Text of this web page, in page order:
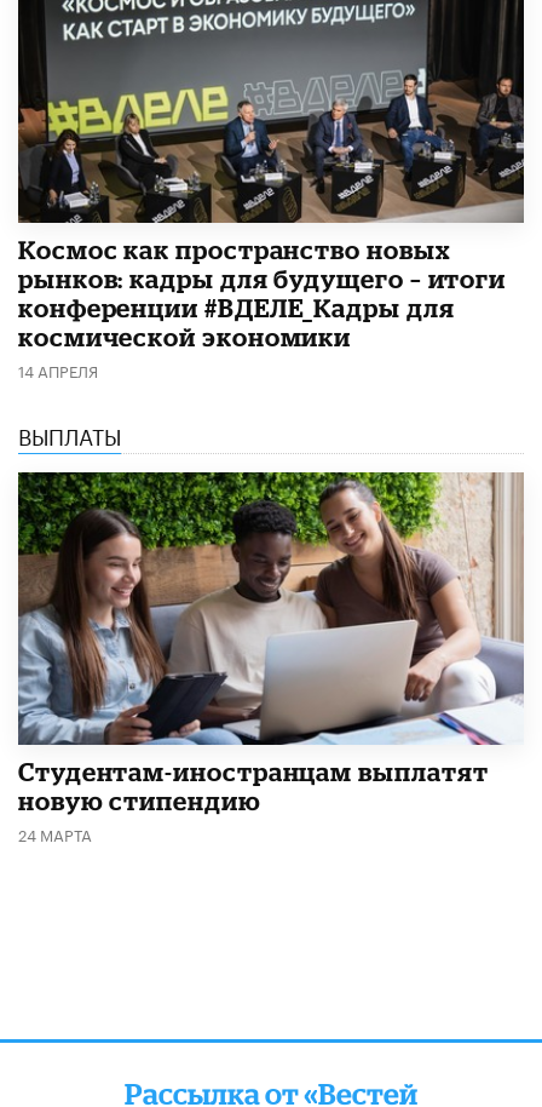
Космос как пространство новых
рынков: кадры для будущего – итоги
конференции #ВДЕЛЕ_Кадры для
космической экономики
14 АПРЕЛЯ
ВЫПЛАТЫ
Студентам-иностранцам выплатят
новую стипендию
24 МАРТА
Рассылка от «Вестей